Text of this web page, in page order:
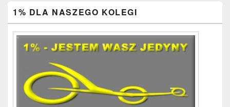
Sidebar
Widget
Area
1% DLA NASZEGO KOLEGI